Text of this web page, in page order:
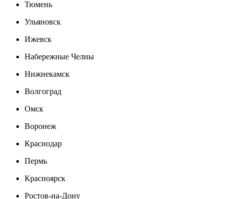
Тюмень
Ульяновск
Ижевск
Набережные Челны
Нижнекамск
Волгоград
Омск
Воронеж
Краснодар
Пермь
Красноярск
Ростов-на-Дону